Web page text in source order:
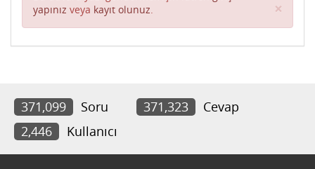
yapınız veya kayıt olunuz. ×
371,099 Soru 371,323
Cevap
2,446
Kullanıcı